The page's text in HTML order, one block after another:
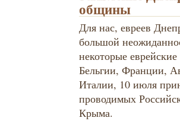
общины
Для нас, евреев
большой
некоторые
Бельгии, Франции,
Италии, 10 июля
проводимых
Крыма.